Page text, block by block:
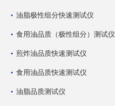
油脂极性组分快速测试仪
食用油品质（极性组分）测试仪
煎炸油品质快速测试仪
食用油品质快速测试仪
油脂品质测试仪